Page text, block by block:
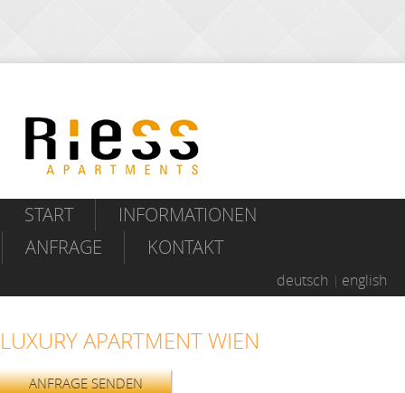
START
INFORMATIONEN
ANFRAGE
KONTAKT
deutsch english
LUXURY APARTMENT WIEN
ANFRAGE SENDEN